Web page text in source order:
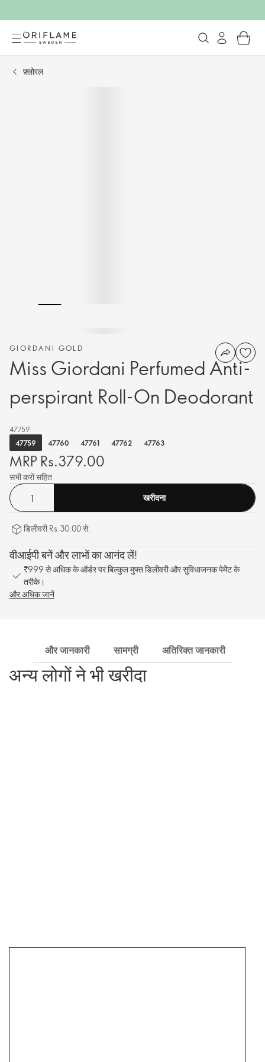
फ़्लोरल
GIORDANI GOLD
Miss Giordani Perfumed Anti-
perspirant Roll-On Deodorant
47759
47759
47760 47761 47762 47763
MRP Rs.379.00
सभी करों सहित
खरीदना
डिलीवरी Rs.30.00 से.
वीआईपी बनें और लाभों का आनंद लें!
₹999 से अधिक के ऑर्डर पर बिल्कुल मुफ्त डिलीवरी और सुविधाजनक पेमेंट के
तरीके।
और अधिक जानें
और जानकारी सामग्री अतिरिक्त जानकारी
अन्य लोगों ने भी खरीदा